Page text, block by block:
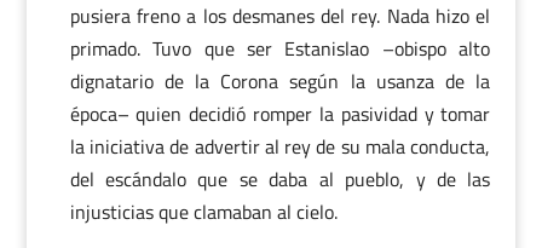
pusiera freno a los desmanes del rey. Nada hizo el
primado. Tuvo que ser Estanislao –obispo alto
dignatario de la Corona según la usanza de la
época– quien decidió romper la pasividad y tomar
la iniciativa de advertir al rey de su mala conducta,
del escándalo que se daba al pueblo, y de las
injusticias que clamaban al cielo.